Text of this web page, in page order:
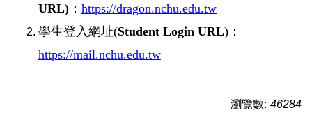
URL) ： https://dragon.nchu.edu.tw
學生登入網址(Student Login URL)：
https://mail.nchu.edu.tw
瀏覽數: 46284